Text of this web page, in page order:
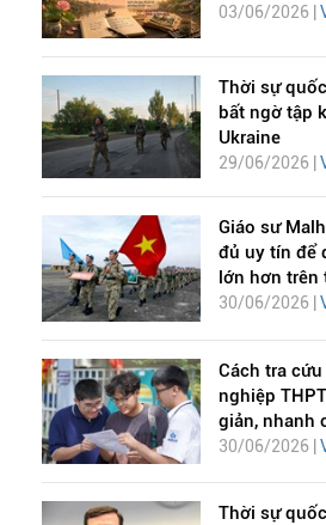
03/06/2026 |
Thời sự
bất ngờ tập
Ukraine
29/06/2026 |
Giáo sư
đủ uy tín để
lớn hơn trên
30/06/2026 |
Cách tra
nghiệp
giản, nhanh
30/06/2026 |
Thời sự